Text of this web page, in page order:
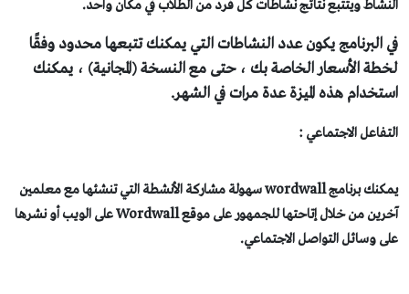
ويتتبع نتائج نشاطات كل فرد من الطلاب في مكان واحد.
البرنامج يكون عدد النشاطات التي يمكنك تتبعها محدود وفقًا
الأسعار الخاصة بك ، حتى مع النسخة (المجانية) ، يمكنك
هذه الميزة عدة مرات في الشهر.
الاجتماعي :
يمكنك برنامج wordwall سهولة مشاركة الأنشطة التي تنشئها مع معلمين
آخرين من خلال إتاحتها للجمهور على موقع Wordwall على الويب أو نشرها
وسائل التواصل الاجتماعي.